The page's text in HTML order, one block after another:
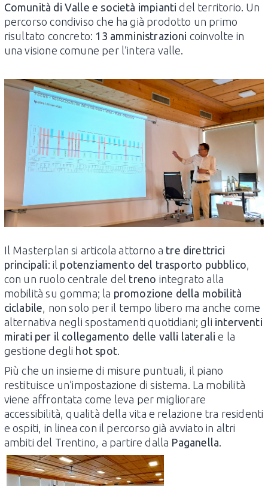
Comunità di Valle e società impianti del territorio. Un
percorso condiviso che ha già prodotto un primo
risultato concreto: 13 amministrazioni coinvolte in
una visione comune per l’intera valle.
Il Masterplan si articola attorno a tre direttrici
principali: il potenziamento del trasporto pubblico
con un ruolo centrale del treno integrato alla
mobilità su gomma; la promozione della mobilità
ciclabile , non solo per il tempo libero ma anche come
alternativa negli spostamenti quotidiani; gli interventi
mirati per il collegamento delle valli laterali e la
gestione degli hot spot.
Più che un insieme di misure puntuali, il piano
restituisce un’impostazione di sistema. La mobilità
viene affrontata come leva per migliorare
accessibilità, qualità della vita e relazione tra residenti
e ospiti, in linea con il percorso già avviato in altri
ambiti del Trentino, a partire dalla Paganella